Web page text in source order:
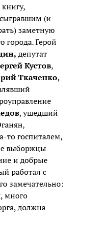
(и
заметную
города. Герой
депутат
Кустов,
Ткаченко,
, ушедший
то госпиталем,
выборжцы
и добрые
работал с
замечательно:
много
должна